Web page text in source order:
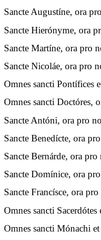
Sancte Augustíne, ora
Sancte Hierónyme, ora
Sancte Martíne, ora pro
Sancte Nicoláe, ora pro
Omnes sancti Pontífices
Omnes sancti Doctóres,
Sancte Antóni, ora pro
Sancte Benedícte, ora
Sancte Bernárde, ora pro
Sancte Domínice, ora
Sancte Francísce, ora
Omnes sancti
Omnes sancti Mónachi